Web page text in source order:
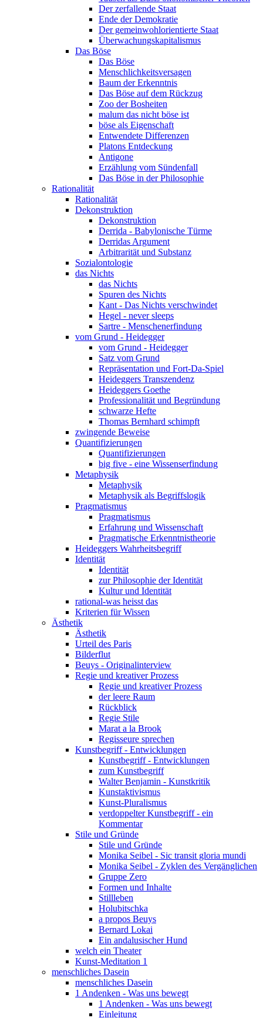
Der zerfallende Staat
Ende der Demokratie
Der gemeinwohlorientierte Staat
Überwachungskapitalismus
Das Böse
Das Böse
Menschlichkeitsversagen
Baum der Erkenntnis
Das Böse auf dem Rückzug
Zoo der Bosheiten
malum das nicht böse ist
böse als Eigenschaft
Entwendete Differenzen
Platons Entdeckung
Antigone
Erzählung vom Sündenfall
Das Böse in der Philosophie
Rationalität
Rationalität
Dekonstruktion
Dekonstruktion
Derrida - Babylonische Türme
Derridas Argument
Arbitrarität und Substanz
Sozialontologie
das Nichts
das Nichts
Spuren des Nichts
Kant - Das Nichts verschwindet
Hegel - never sleeps
Sartre - Menschenerfindung
vom Grund - Heidegger
vom Grund - Heidegger
Satz vom Grund
Repräsentation und Fort-Da-Spiel
Heideggers Transzendenz
Heideggers Goethe
Professionalität und Begründung
schwarze Hefte
Thomas Bernhard schimpft
zwingende Beweise
Quantifizierungen
Quantifizierungen
big five - eine Wissenserfindung
Metaphysik
Metaphysik
Metaphysik als Begriffslogik
Pragmatismus
Pragmatismus
Erfahrung und Wissenschaft
Pragmatische Erkenntnistheorie
Heideggers Wahrheitsbegriff
Identität
Identität
zur Philosophie der Identität
Kultur und Identität
rational-was heisst das
Kriterien für Wissen
Ästhetik
Ästhetik
Urteil des Paris
Bilderflut
Beuys - Originalinterview
Regie und kreativer Prozess
Regie und kreativer Prozess
der leere Raum
Rückblick
Regie Stile
Marat a la Brook
Regisseure sprechen
Kunstbegriff - Entwicklungen
Kunstbegriff - Entwicklungen
zum Kunstbegriff
Walter Benjamin - Kunstkritik
Kunstaktivismus
Kunst-Pluralismus
verdoppelter Kunstbegriff - ein
Kommentar
Stile und Gründe
Stile und Gründe
Monika Seibel - Sic transit gloria mundi
Monika Seibel - Zyklen des Vergänglichen
Gruppe Zero
Formen und Inhalte
Stillleben
Holubitschka
a propos Beuys
Bernard Lokai
Ein andalusischer Hund
welch ein Theater
Kunst-Meditation 1
menschliches Dasein
menschliches Dasein
1 Andenken - Was uns bewegt
1 Andenken - Was uns bewegt
Einleitung